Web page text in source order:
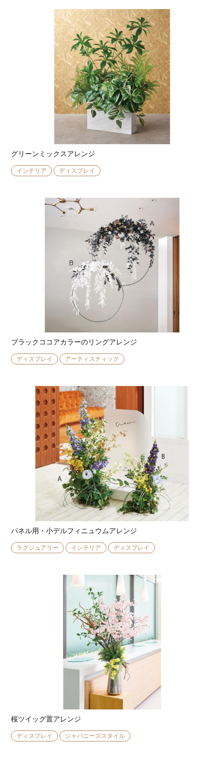
グリーンミックスアレンジ
インテリア ディスプレイ
ブラックココアカラーのリングアレンジ
ディスプレイ アーティスティック
パネル用・小デルフィニュウムアレンジ
ラグジュアリー インテリア ディスプレイ
桜ツイッグ置アレンジ
ディスプレイ ジャパニーズスタイル